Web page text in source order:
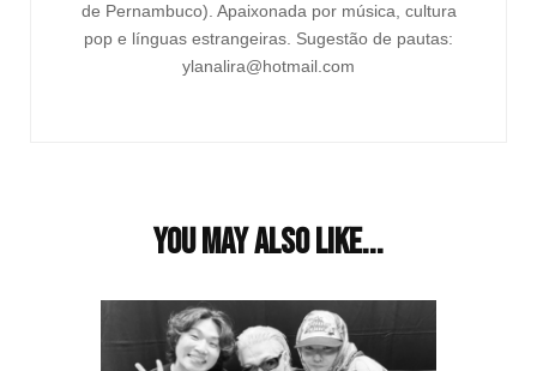
de Pernambuco). Apaixonada por música, cultura
pop e línguas estrangeiras. Sugestão de pautas:
ylanalira@hotmail.com
You may also like...